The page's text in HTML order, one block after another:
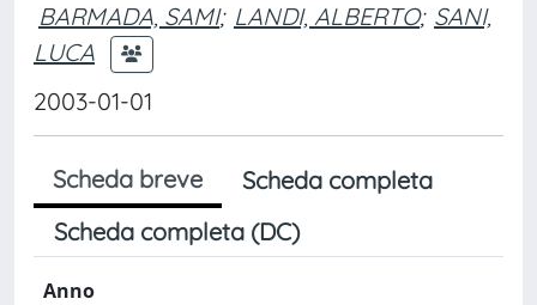
BARMADA, SAMI; LANDI, ALBERTO; SANI,
LUCA
2003-01-01
Scheda breve
Scheda completa
Scheda completa (DC)
Anno